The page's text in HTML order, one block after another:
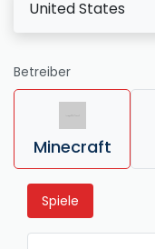
United States
Betreiber
Minecraft
Spiele